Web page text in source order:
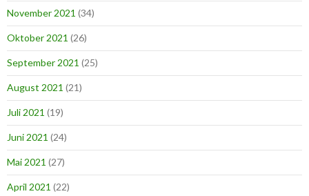
November 2021 (34)
Oktober 2021 (26)
September 2021 (25)
August 2021 (21)
Juli 2021 (19)
Juni 2021 (24)
Mai 2021 (27)
April 2021 (22)